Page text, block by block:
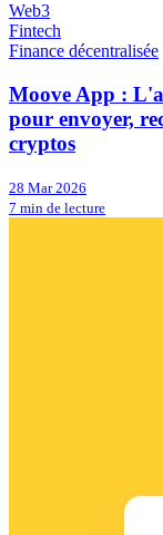
Web3
Fintech
Finance décentralisée
Moove App :
pour envoyer,
cryptos
28 Mar 2026
7 min de lecture